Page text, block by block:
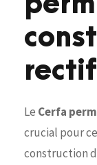
Le Cerfa
crucial pour
construction